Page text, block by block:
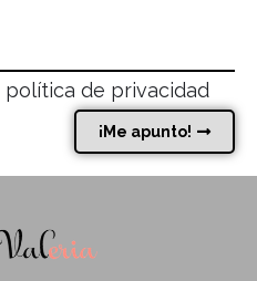
política de privacidad
¡Me apunto!